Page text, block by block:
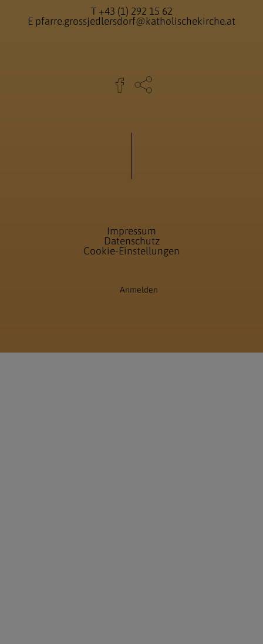
T +43 (1) 292 15 62
E pfarre.grossjedlersdorf@katholischekirche.at
Impressum
Datenschutz
Cookie-Einstellungen
Anmelden